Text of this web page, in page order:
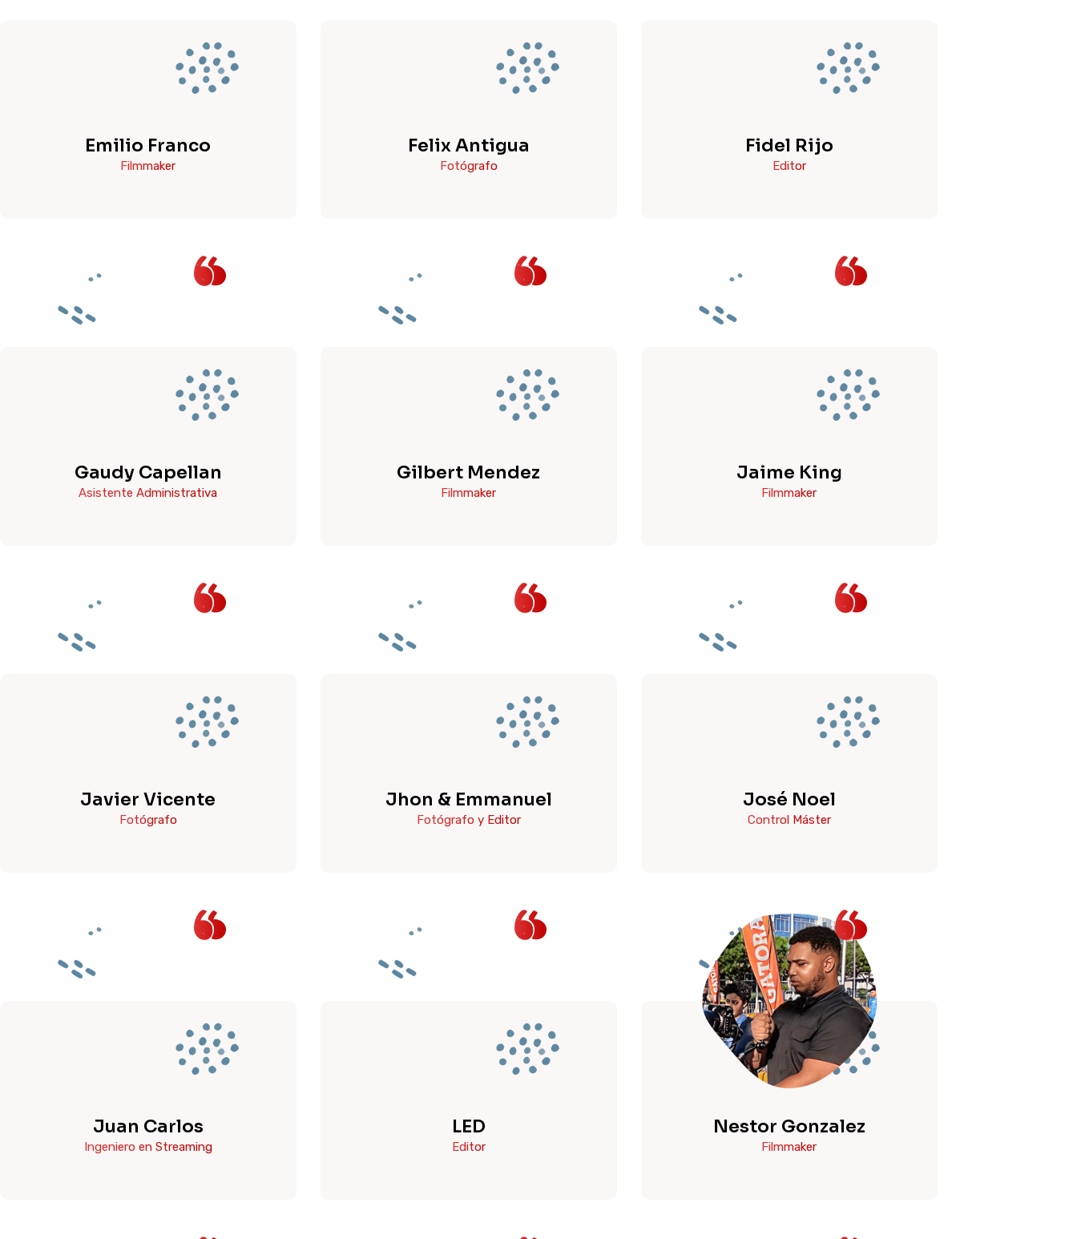
Emilio Franco
Filmmaker
Felix Antigua
Fotógrafo
Fidel Rijo
Editor
Gaudy Capellan
Asistente Administrativa
Gilbert Mendez
Filmmaker
Jaime King
Filmmaker
Javier Vicente
Fotógrafo
Jhon & Emmanuel
Fotógrafo y Editor
José Noel
Control Máster
Juan Carlos
Ingeniero en Streaming
LED
Editor
Nestor Gonzalez
Filmmaker